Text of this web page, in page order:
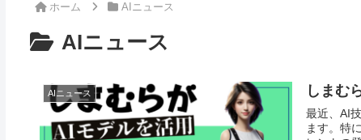
ホーム AIニュース
AIニュース
AIニュース しまむ
最近、AI
ます。特